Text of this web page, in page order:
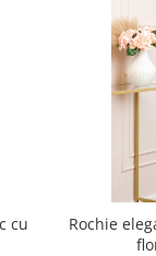
cu
Rochie